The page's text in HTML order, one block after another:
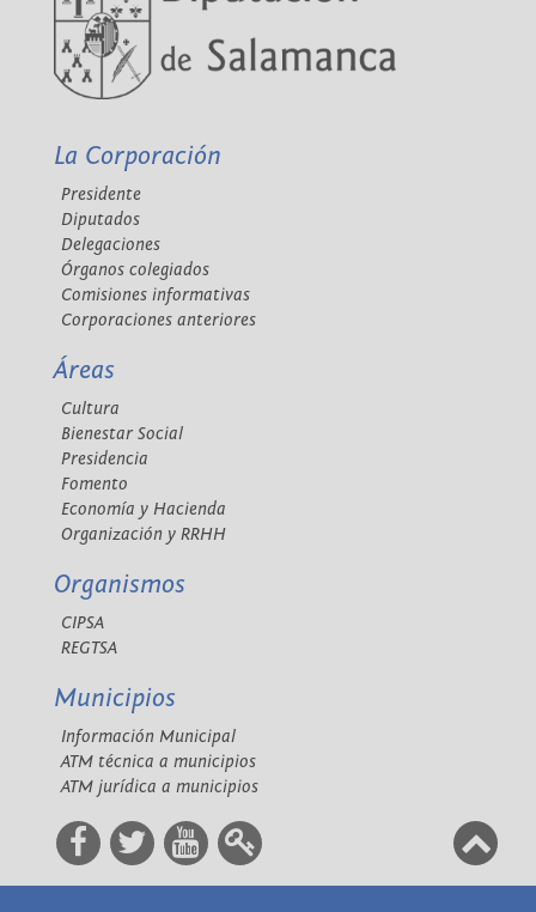
La Corporación
Presidente
Diputados
Delegaciones
Órganos colegiados
Comisiones informativas
Corporaciones anteriores
Áreas
Cultura
Bienestar Social
Presidencia
Fomento
Economía y Hacienda
Organización y RRHH
Organismos
CIPSA
REGTSA
Municipios
Información Municipal
ATM técnica a municipios
ATM jurídica a municipios